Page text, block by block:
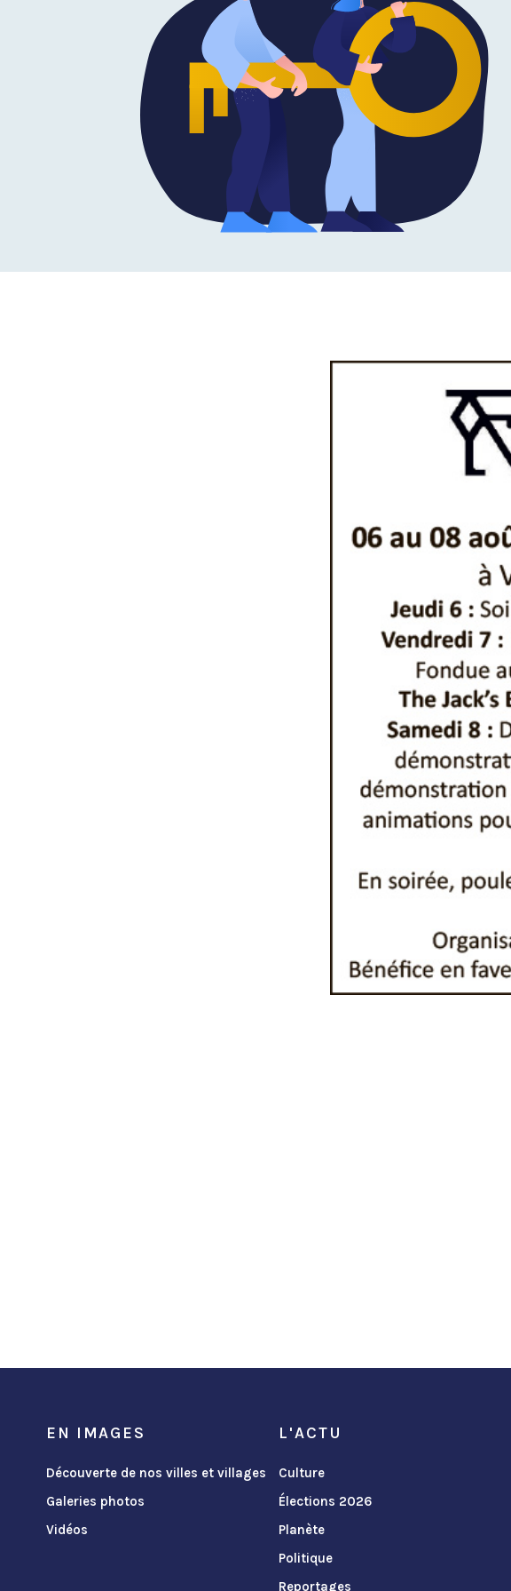
EN IMAGES
Découverte de nos villes et villages
Galeries photos
Vidéos
L'ACTU
Culture
Élections 2026
Planète
Politique
Reportages